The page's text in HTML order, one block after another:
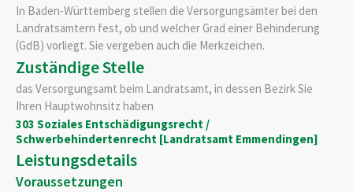
In Baden-Württemberg stellen die Versorgungsämter bei den
Landratsämtern fest, ob und welcher Grad einer Behinderung
(GdB) vorliegt. Sie vergeben auch die Merkzeichen.
Zuständige Stelle
das Versorgungsamt beim Landratsamt, in dessen Bezirk Sie
Ihren Hauptwohnsitz haben
303 Soziales Entschädigungsrecht /
Schwerbehindertenrecht [Landratsamt Emmendingen]
Leistungsdetails
Voraussetzungen